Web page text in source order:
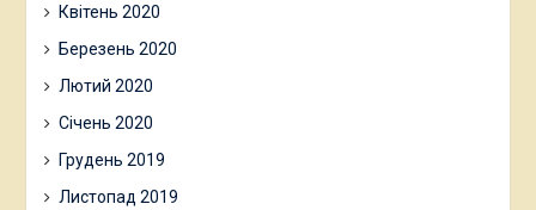
Квітень 2020
Березень 2020
Лютий 2020
Січень 2020
Грудень 2019
Листопад 2019